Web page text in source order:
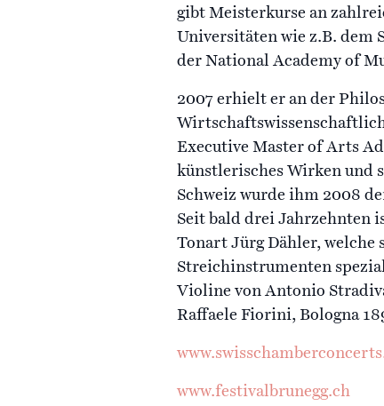
gibt Meisterkurse an
Universitäten wie z.B. dem
der National Academy of
2007 erhielt er an der
Executive Master of Arts
künstlerisches Wirken und
Schweiz wurde ihm 2008
Seit bald drei Jahrzehnten
Tonart Jürg Dähler,
Streichinstrumenten
Violine von Antonio
Raffaele Fiorini, Bologna
www.festivalbrunegg.ch